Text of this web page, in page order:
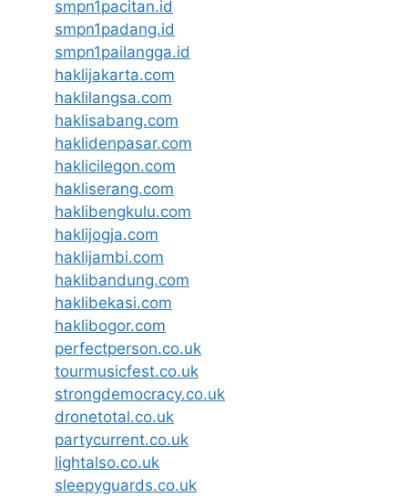
smpn1pacitan.id
smpn1padang.id
smpn1pailangga.id
haklijakarta.com
haklilangsa.com
haklisabang.com
haklidenpasar.com
haklicilegon.com
hakliserang.com
haklibengkulu.com
haklijogja.com
haklijambi.com
haklibandung.com
haklibekasi.com
haklibogor.com
perfectperson.co.uk
tourmusicfest.co.uk
strongdemocracy.co.uk
dronetotal.co.uk
partycurrent.co.uk
lightalso.co.uk
sleepyguards.co.uk